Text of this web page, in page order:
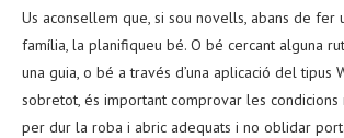
Us aconsellem que, si sou novells, abans de fer
família, la planifiqueu bé. O bé cercant alguna
una guia, o bé a través d’una aplicació del tipus
sobretot, és important comprovar les
per dur la roba i abric adequats i no oblidar